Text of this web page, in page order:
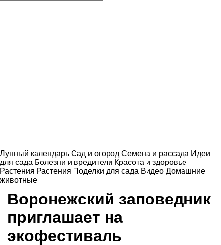
Лунный календарь Сад и огород Семена и рассада Идеи
для сада Болезни и вредители Красота и здоровье
Растения Растения Поделки для сада Видео Домашние
животные
Воронежский заповедник
приглашает на
экофестиваль